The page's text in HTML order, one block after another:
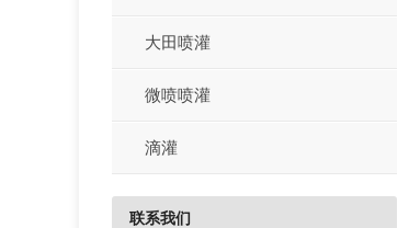
大田喷灌
微喷喷灌
滴灌
联系我们